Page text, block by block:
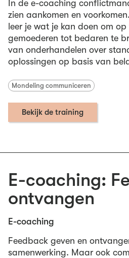
In de e-coaching
zien aankomen en
leer je wat je kan doen om
gemoederen tot bedaren te
van onderhandelen over
oplossingen op basis van
Mondeling communiceren
Bekijk de training
E-coaching:
ontvangen
E-coaching
Feedback geven en
samenwerking. Maar ook